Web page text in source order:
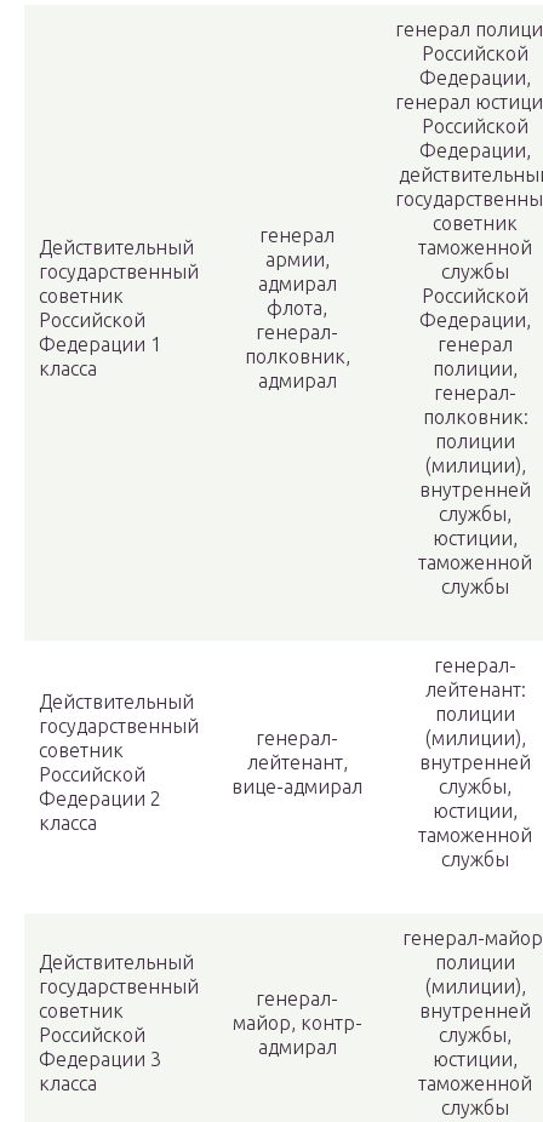
Действительный
государственный
советник
Российской
Федерации 1
класса
генерал
армии,
адмирал
флота,
генерал-
полковник,
адмирал
генерал
Российской
Федерации,
генерал
Российской
Федерации,
советник
таможенной
службы
Российской
Федерации,
генерал
полиции,
генерал-
полковник:
полиции
(милиции),
внутренней
службы,
юстиции,
таможенной
службы
Действительный
государственный
советник
Российской
Федерации 2
класса
генерал-
лейтенант,
вице-адмирал
генерал-
лейтенант:
полиции
(милиции),
внутренней
службы,
юстиции,
таможенной
службы
Действительный
государственный
советник
Российской
Федерации 3
класса
генерал-
майор, контр-
адмирал
генерал-
полиции
(милиции),
внутренней
службы,
юстиции,
таможенной
службы